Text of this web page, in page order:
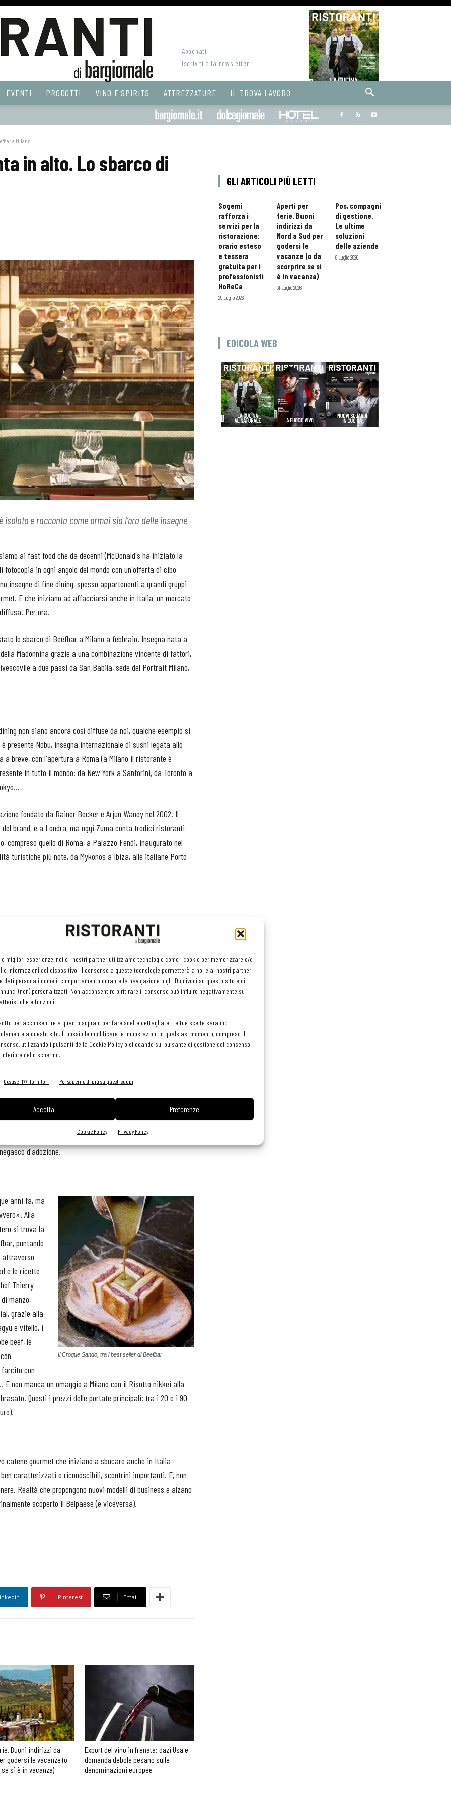
migliori esperienze, noi e i nostri partner utilizziamo tecnologie come i cookie per memorizzare e/o
informazioni del dispositivo. Il consenso a queste tecnologie permetterà a noi e ai nostri partner
dati personali come il comportamento durante la navigazione o gli ID univoci su questo sito e di
(non) personalizzati. Non acconsentire o ritirare il consenso può influire negativamente su
e funzioni.
per acconsentire a quanto sopra o per fare scelte dettagliate. Le tue scelte saranno
a questo sito. È possibile modificare le impostazioni in qualsiasi momento, compreso il
utilizzando i pulsanti della Cookie Policy o cliccando sul pulsante di gestione del consenso
dello schermo.
Gestisci 1771 fornitori Per saperne di più su questi scopi
Accetta Preferenze
Cookie Policy Privacy Policy
Abbonati
Iscriviti alla newsletter
EVENTI PRODOTTI VINO E SPIRITS ATTREZZATURE IL TROVA LAVORO
Bargiornale dolcegiornale
a Milano
in alto. Lo sbarco di
e racconta come ormai sia l’ora delle insegne
ai fast food che da decenni (McDonald's ha iniziato la
fotocopia in ogni angolo del mondo con un'offerta di cibo
insegne di fine dining, spesso appartenenti a grandi gruppi
E che iniziano ad affacciarsi anche in Italia, un mercato
Per ora.
lo sbarco di Beefbar a Milano a febbraio. Insegna nata a
Madonnina grazie a una combinazione vincente di fattori,
a due passi da San Babila, sede del Portrait Milano,
non siano ancora così diffuse da noi, qualche esempio si
presente Nobu, insegna internazionale di sushi legata allo
breve, con l'apertura a Roma (a Milano il ristorante è
in tutto il mondo: da New York a Santorini, da Toronto a
fondato da Rainer Becker e Arjun Waney nel 2002. Il
brand, è a Londra, ma oggi Zuma conta tredici ristoranti
compreso quello di Roma, a Palazzo Fendi, inaugurato nel
turistiche più note, da Mykonos a Ibiza, alle italiane Porto
di Salt Bae, sembrano ormai sfumate, il capoluogo
può fare il conto alla rovescia per l'arrivo di SushiSamba, che
locali (al primo e al diciottesimo piano) nella Torre Velasca a
2024. Fondata a New York nel 1999 per celebrare la cucina
Brasile e Perù, SushiSamba per ora si trova a Las
Dubai e Doha (attesi anche Edimburgo e Riad).
Beefbar
i milanesi possono farsi un'idea di cosa sia una catena di
Seminario Arcivescovile e arredato ispirandosi allo stile
degli anni ’40/’60, tra boiserie in noce scuro e tavoli in
Nato nel 2005 a Monte Carlo, Beefbar conta 25 locali (più
cui Parigi, Londra e Dubai. «Dopo aver aperto un Beefbar
ovvia per il primo nostro flagship italiano», racconta il
d'adozione.
Il Croque Sando, tra i best seller di Beefbar
anni fa, ma
Alla
si trova la
puntando
attraverso
e le ricette
Thierry
manzo,
grazie alla
e vitello, i
beef, le
farcito con
non manca un omaggio a Milano con il Risotto nikkei alla
Questi i prezzi delle portate principali: tra i 20 e i 90
catene gourmet che iniziano a sbucare anche in Italia
caratterizzati e riconoscibili, scontrini importanti. E, non
Realtà che propongono nuovi modelli di business e alzano
scoperto il Belpaese (e viceversa).
Pinterest Email
Buoni indirizzi da
godersi le vacanze (o
si è in vacanza)
Export del vino in frenata: dazi Usa e
domanda debole pesano sulle
denominazioni europee
GLI ARTICOLI PIÙ LETTI
Sogemi
rafforza i
servizi per la
ristorazione:
orario esteso
e tessera
gratuita per i
professionisti
HoReCa
29 Luglio 2026
Aperti per
ferie. Buoni
indirizzi da
Nord a Sud per
godersi le
vacanze (o da
scorprire se si
è in vacanza)
31 Luglio 2026
Pos, compagni
di gestione.
Le ultime
soluzioni
delle aziende
8 Luglio 2026
EDICOLA WEB